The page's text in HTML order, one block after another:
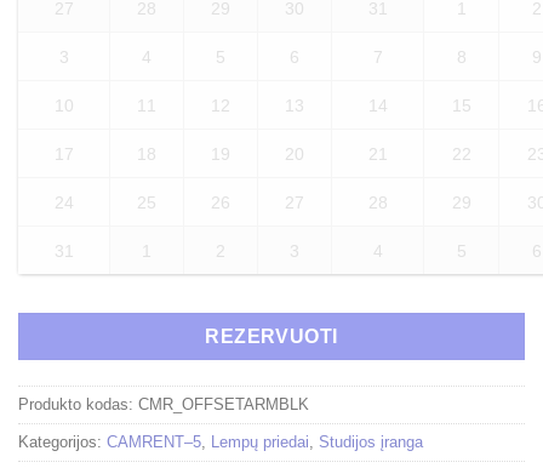
27 28 29 30 31 1 2
3 4 5 6 7 8 9
10 11 12 13 14 15
17 18 19 20 21 22
24 25 26 27 28 29
31 2 3 4 5 6
REZERVUOTI
Produkto kodas: CMR_OFFSETARMBLK
Kategorijos: CAMRENT–5 Lempų priedai Studijos įranga